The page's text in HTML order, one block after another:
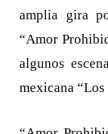
amplia gira
“Amor
algunos
mexicana